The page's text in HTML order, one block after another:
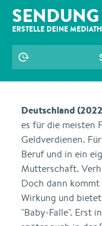
ERSTELLE DEINE
Deutschland
es für die meisten
Geldverdienen.
Beruf und in ein
Mutterschaft.
Doch dann
Wirkung und bietet
"Baby-Falle". Erst